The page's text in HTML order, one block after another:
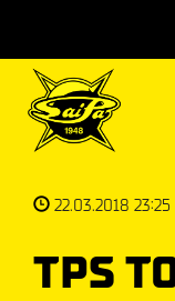
22.03.2018 23:25
TPS